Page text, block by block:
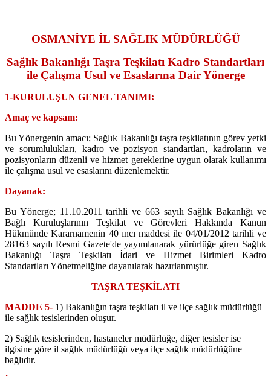
OSMANİYE İL SAĞLIK MÜDÜRLÜĞÜ
Sağlık Bakanlığı Taşra Teşkilatı Kadro Standartları
ile Çalışma Usul ve Esaslarına Dair Yönerge
1-KURULUŞUN GENEL TANIMI:
Amaç ve kapsam:
Bu Yönergenin amacı; Sağlık Bakanlığı taşra teşkilatının görev yetki
ve sorumlulukları, kadro ve pozisyon standartları, kadroların ve
pozisyonların düzenli ve hizmet gereklerine uygun olarak kullanımı
ile çalışma usul ve esaslarını düzenlemektir.
Dayanak:
Bu Yönerge; 11.10.2011 tarihli ve 663 sayılı Sağlık Bakanlığı ve
Bağlı Kuruluşlarının Teşkilat ve Görevleri Hakkında Kanun
Hükmünde Kararnamenin 40 ıncı maddesi ile 04/01/2012 tarihli ve
28163 sayılı Resmi Gazete'de yayımlanarak yürürlüğe giren Sağlık
Bakanlığı Taşra Teşkilatı İdari ve Hizmet Birimleri Kadro
Standartları Yönetmeliğine dayanılarak hazırlanmıştır.
TAŞRA TEŞKİLATI
MADDE 5- 1) Bakanlığın taşra teşkilatı il ve ilçe sağlık müdürlüğü
ile sağlık tesislerinden oluşur.
2) Sağlık tesislerinden, hastaneler müdürlüğe, diğer tesisler ise
ilgisine göre il sağlık müdürlüğü veya ilçe sağlık müdürlüğüne
bağlıdır.